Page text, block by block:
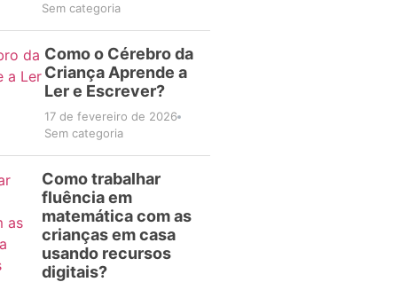
Sem categoria
Como o Cérebro da
Criança Aprende a
Ler e Escrever?
17 de fevereiro de 2026
Sem categoria
Como trabalhar
fluência em
matemática com as
crianças em casa
usando recursos
digitais?